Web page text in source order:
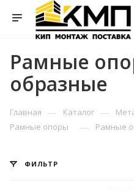
Рамные
образные
Главная — Каталог —
Рамные опоры — Рамные
ФИЛЬТР